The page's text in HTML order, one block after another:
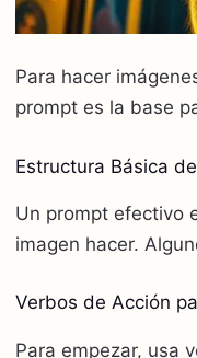
Para hacer
prompt es la base
Estructura Básica
Un prompt efectivo
imagen hacer.
Verbos de Acción
Para empezar, usa